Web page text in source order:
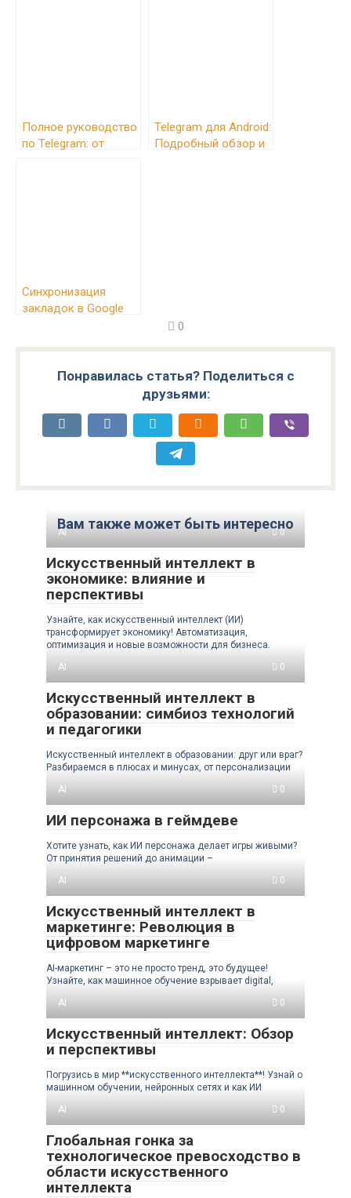
Полное руководство
по Telegram: от
Telegram для Android:
Подробный обзор и
Синхронизация
закладок в Google
0
Понравилась статья? Поделиться с
друзьями:
Вам также может быть интересно
AI 0
Искусственный интеллект в
экономике: влияние и
перспективы
Узнайте, как искусственный интеллект (ИИ)
трансформирует экономику! Автоматизация,
оптимизация и новые возможности для бизнеса.
AI
0
Искусственный интеллект в
образовании: симбиоз технологий
и педагогики
Искусственный интеллект в образовании: друг или враг?
Разбираемся в плюсах и минусах, от персонализации
AI
0
ИИ персонажа в геймдеве
Хотите узнать, как ИИ персонажа делает игры живыми?
От принятия решений до анимации –
AI
0
Искусственный интеллект в
маркетинге: Революция в
цифровом маркетинге
AI-маркетинг – это не просто тренд, это будущее!
Узнайте, как машинное обучение взрывает digital,
AI
0
Искусственный интеллект: Обзор
и перспективы
Погрузись в мир **искусственного интеллекта**! Узнай о
машинном обучении, нейронных сетях и как ИИ
AI
0
Глобальная гонка за
технологическое превосходство в
области искусственного
интеллекта